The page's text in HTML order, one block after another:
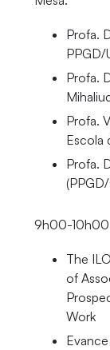
Profa.
PPGD/
Profa.
Profa.
Escola
Profa.
9h00-10h00
The
of
Work